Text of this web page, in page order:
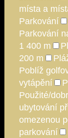
místa a
Parkování
Parkování
1 400 m
200 m
Poblíž
vytápění
Použité/
ubytování
omezenou
parkování